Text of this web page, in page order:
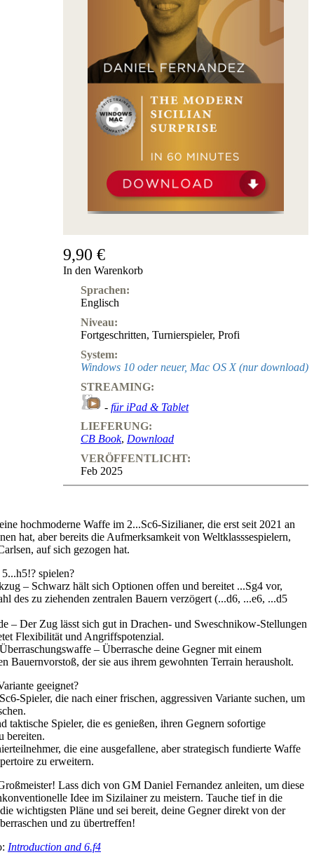
9,90 €
In den Warenkorb
Sprachen:
Englisch
Niveau:
Fortgeschritten, Turnierspieler, Profi
System:
Windows 10 oder neuer, Mac OS X (nur download)
STREAMING:
- für iPad & Tablet
LIEFERUNG:
CB Book, Download
VERÖFFENTLICHT:
Feb 2025
hochmoderne Waffe im 2...Sc6-Sizilianer, die erst seit 2021 an
hat, aber bereits die Aufmerksamkeit von Weltklasssespielern,
auf sich gezogen hat.
spielen?
– Schwarz hält sich Optionen offen und bereitet ...Sg4 vor,
des zu ziehenden zentralen Bauern verzögert (...d6, ...e6, ...d5
– Der Zug lässt sich gut in Drachen- und Sweschnikow-Stellungen
Flexibilität und Angriffspotenzial.
– Überrasche deine Gegner mit einem
Bauernvorstoß, der sie aus ihrem gewohnten Terrain herausholt.
geeignet?
Spieler, die nach einer frischen, aggressiven Variante suchen, um
taktische Spieler, die es genießen, ihren Gegnern sofortige
bereiten.
die eine ausgefallene, aber strategisch fundierte Waffe
zu erweitern.
Lass dich von GM Daniel Fernandez anleiten, um diese
Idee im Sizilainer zu meistern. Tauche tief in die
wichtigsten Pläne und sei bereit, deine Gegner direkt von der
und zu übertreffen!
Introduction and 6.f4